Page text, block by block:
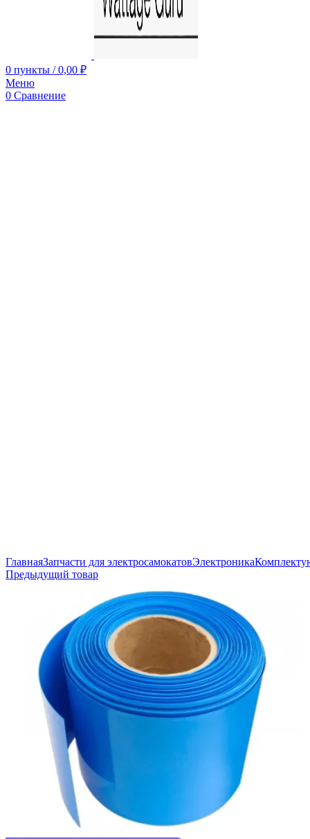
0 пункты / 0,00 ₽
Меню
0 Сравнение
ГлавнаяЗапчасти для электросамокатовЭлектроника
Предыдущий товар